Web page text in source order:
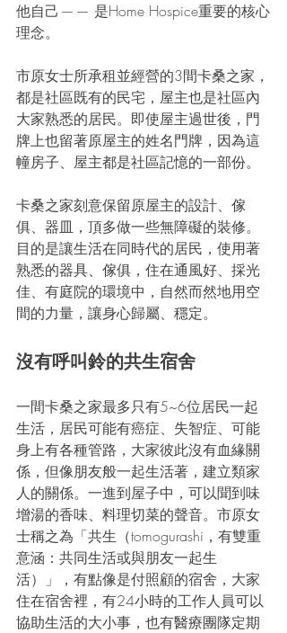
他自己 — — 是Home Hospice重要的核心
理念。
市原女士所承租並經營的3間卡桑之家，
都是社區既有的民宅，屋主也是社區內
大家熟悉的居民。即使屋主過世後，門
牌上也留著原屋主的姓名門牌，因為這
幢房子、屋主都是社區記憶的一部份。
卡桑之家刻意保留原屋主的設計、傢
俱、器皿，頂多做一些無障礙的裝修。
目的是讓生活在同時代的居民，使用著
熟悉的器具、傢俱，住在通風好、採光
佳、有庭院的環境中，自然而然地用空
間的力量，讓身心歸屬、穩定。
沒有呼叫鈴的共生宿舍
一間卡桑之家最多只有5~6位居民一起
生活，居民可能有癌症、失智症、可能
身上有各種管路，大家彼此沒有血緣關
係，但像朋友般一起生活著，建立類家
人的關係。一進到屋子中，可以聞到味
增湯的香味、料理切菜的聲音。市原女
士稱之為「共生（tomogurashi，有雙重
意涵：共同生活或與朋友一起生
活）」，有點像是付照顧的宿舍，大家
住在宿舍裡，有24小時的工作人員可以
協助生活的大小事，也有醫療團隊定期